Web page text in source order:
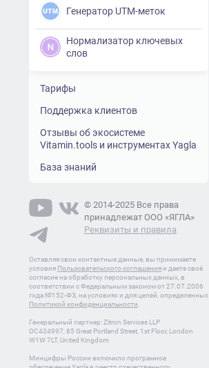
Генератор UTM-меток
Нормализатор ключевых
слов
Тарифы
Поддержка клиентов
Отзывы об экосистеме
Vitamin.tools и инструментах Yagla
База знаний
© 2014-2025 Все права
принадлежат ООО «ЯГЛА»
Реквизиты и правила
Оставляя свои контактные данные, вы принимаете
условия Пользовательского соглашения и даете своё
согласие на обработку персональных данных, в
соответствии с Федеральным законом от 27.07.2006
года №152-ФЗ, на условиях и для целей, определенных
Политикой конфиденциальности
Генеральный партнер: Zitron Services LLP
OC434997, 85 Great Portland Street, 1st Floor, London
W1W 7LT, United Kingdom
Минцифры России включило програмное